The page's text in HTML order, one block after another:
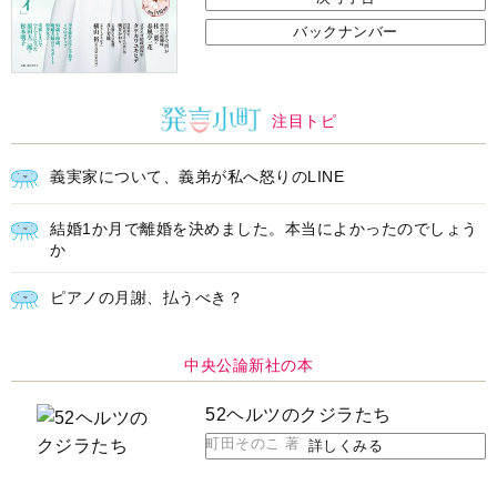
バックナンバー
注目トピ
義実家について、義弟が私へ怒りのLINE
結婚1か月で離婚を決めました。本当によかったのでしょう
か
ピアノの月謝、払うべき？
中央公論新社の本
52ヘルツのクジラたち
町田そのこ 著 詳しくみる